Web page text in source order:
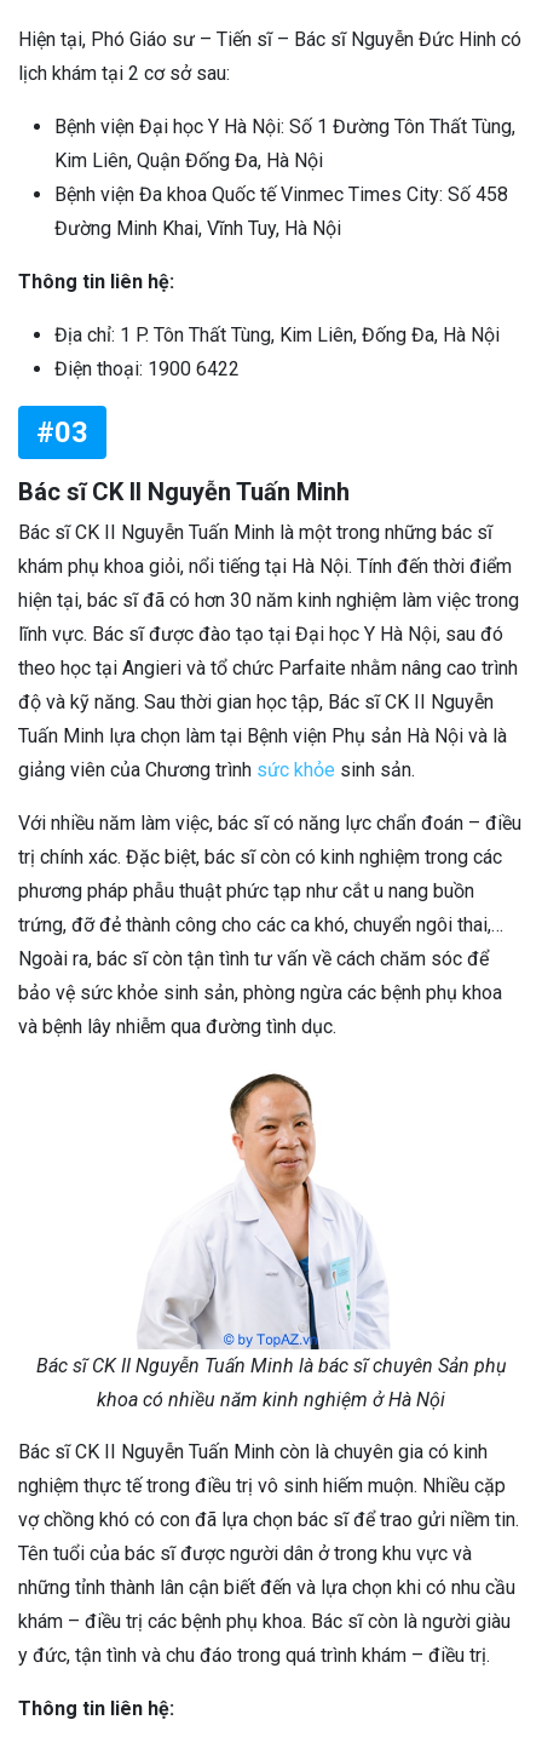
Hiện tại, Phó Giáo sư – Tiến sĩ – Bác sĩ Nguyễn Đức Hinh có
lịch khám tại 2 cơ sở sau:
Bệnh viện Đại học Y Hà Nội: Số 1 Đường Tôn Thất Tùng,
Kim Liên, Quận Đống Đa, Hà Nội
Bệnh viện Đa khoa Quốc tế Vinmec Times City: Số 458
Đường Minh Khai, Vĩnh Tuy, Hà Nội
Thông tin liên hệ:
Địa chỉ: 1 P. Tôn Thất Tùng, Kim Liên, Đống Đa, Hà Nội
Điện thoại: 1900 6422
#03
Bác sĩ CK II Nguyễn Tuấn Minh
Bác sĩ CK II Nguyễn Tuấn Minh là một trong những bác sĩ
khám phụ khoa giỏi, nổi tiếng tại Hà Nội. Tính đến thời điểm
hiện tại, bác sĩ đã có hơn 30 năm kinh nghiệm làm việc trong
lĩnh vực. Bác sĩ được đào tạo tại Đại học Y Hà Nội, sau đó
theo học tại Angieri và tổ chức Parfaite nhằm nâng cao trình
độ và kỹ năng. Sau thời gian học tập, Bác sĩ CK II Nguyễn
Tuấn Minh lựa chọn làm tại Bệnh viện Phụ sản Hà Nội và là
giảng viên của Chương trình sức khỏe sinh sản.
Với nhiều năm làm việc, bác sĩ có năng lực chẩn đoán – điều
trị chính xác. Đặc biệt, bác sĩ còn có kinh nghiệm trong các
phương pháp phẫu thuật phức tạp như cắt u nang buồn
trứng, đỡ đẻ thành công cho các ca khó, chuyển ngôi thai,…
Ngoài ra, bác sĩ còn tận tình tư vấn về cách chăm sóc để
bảo vệ sức khỏe sinh sản, phòng ngừa các bệnh phụ khoa
và bệnh lây nhiễm qua đường tình dục.
Bác sĩ CK II Nguyễn Tuấn Minh là bác sĩ chuyên Sản phụ
khoa có nhiều năm kinh nghiệm ở Hà Nội
Bác sĩ CK II Nguyễn Tuấn Minh còn là chuyên gia có kinh
nghiệm thực tế trong điều trị vô sinh hiếm muộn. Nhiều cặp
vợ chồng khó có con đã lựa chọn bác sĩ để trao gửi niềm tin.
Tên tuổi của bác sĩ được người dân ở trong khu vực và
những tỉnh thành lân cận biết đến và lựa chọn khi có nhu cầu
khám – điều trị các bệnh phụ khoa. Bác sĩ còn là người giàu
y đức, tận tình và chu đáo trong quá trình khám – điều trị.
Thông tin liên hệ: